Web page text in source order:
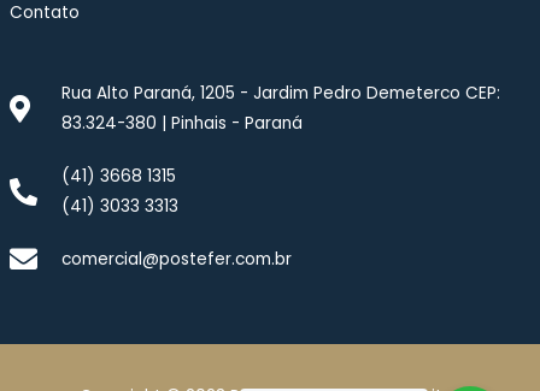
Contato
Rua Alto Paraná, 1205 - Jardim Pedro Demeterco CEP:
83.324-380 | Pinhais - Paraná
(41) 3668 1315
(41) 3033 3313
comercial@postefer.com.br